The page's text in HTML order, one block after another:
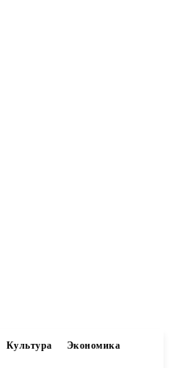
Культура Экономика